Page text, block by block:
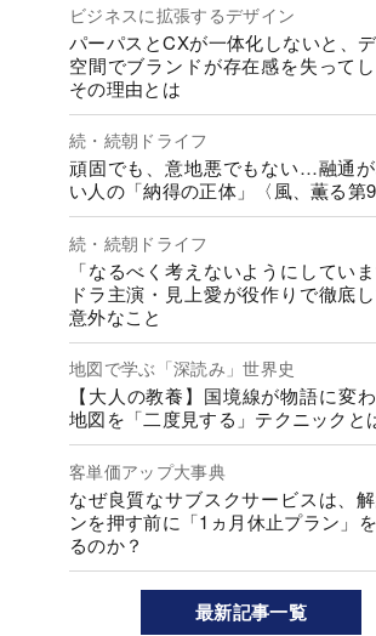
ビジネスに拡張するデザイン
パーパスとCXが一体化しないと、
空間でブランドが存在感を失って
その理由とは
続・続朝ドライフ
頑固でも、意地悪でもない…融通
い人の「納得の正体」〈風、薫る第
続・続朝ドライフ
「なるべく考えないようにしてい
ドラ主演・見上愛が役作りで徹底
意外なこと
地図で学ぶ「深読み」世界史
【大人の教養】国境線が物語に
地図を「二度見する」テクニックと
客単価アップ大事典
なぜ良質なサブスクサービスは、
ンを押す前に「1ヵ月休止プラン」
るのか？
最新記事一覧